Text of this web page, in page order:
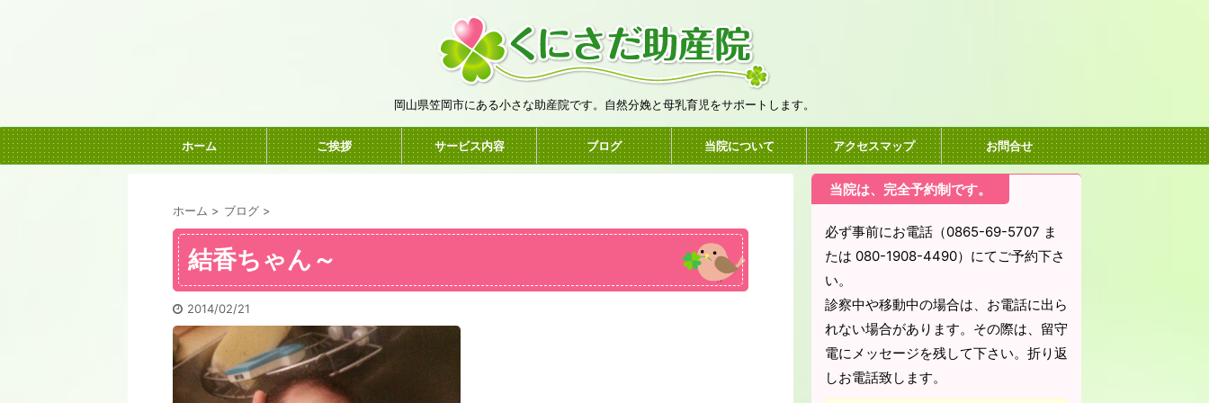
岡山県笠岡市にある小さな助産院です。自然分娩と母乳育児をサポートします。
ホーム ご挨拶 サービス内容 ブログ 当院について アクセスマップ お問合せ
ホーム > ブログ >
結香ちゃん～
2014/02/21
当院は、完全予約制です。
必ず事前にお電話（0865-69-5707 ま
たは 080-1908-4490）にてご予約下さ
い。
診察中や移動中の場合は、お電話に出ら
れない場合があります。その際は、留守
電にメッセージを残して下さい。折り返
しお電話致します。